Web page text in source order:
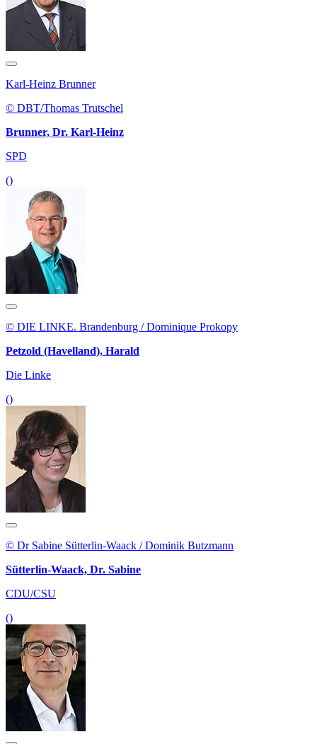
Karl-Heinz Brunner
© DBT/Thomas Trutschel
Brunner, Dr. Karl-Heinz
SPD
()
© DIE LINKE. Brandenburg / Dominique Prokopy
Petzold (Havelland), Harald
Die Linke
()
© Dr Sabine Sütterlin-Waack / Dominik Butzmann
Sütterlin-Waack, Dr. Sabine
CDU/CSU
()